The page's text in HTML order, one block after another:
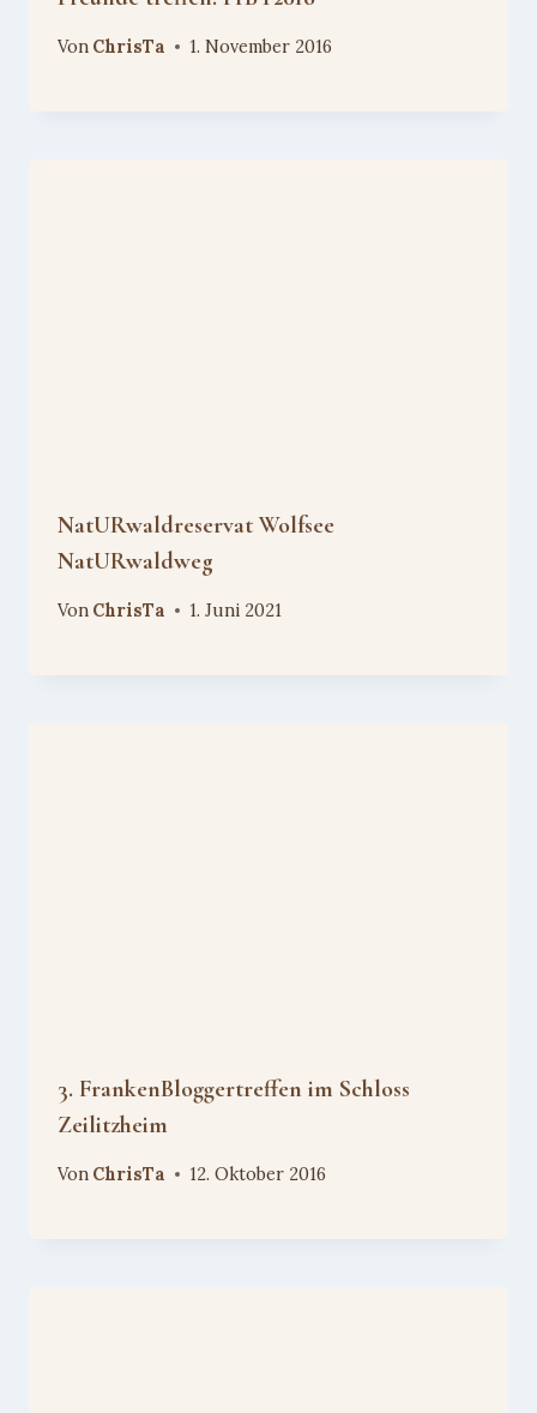
Von ChrisTa 1. November 2016
NatURwaldreservat Wolfsee
NatURwaldweg
Von ChrisTa 1. Juni 2021
3. FrankenBloggertreffen im Schloss
Zeilitzheim
Von ChrisTa 12. Oktober 2016